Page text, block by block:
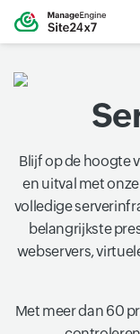
Blijf op de hoogte
en uitval met
volledige
belangrijkste
webservers,
Met meer dan 60